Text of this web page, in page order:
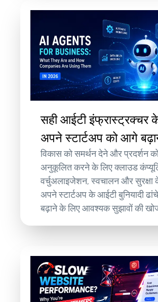
सही आईटी इंफ्रास्ट्रक्चर
अपने स्टार्टअप को आगे
विकास को समर्थन देने और प्रदर्शन
अनुकूलित करने के लिए क्लाउड
वर्चुअलाइजेशन, स्वचालन और सुरक्षा
अपने स्टार्टअप के आईटी बुनियादी
बढ़ाने के लिए आवश्यक सुझावों की